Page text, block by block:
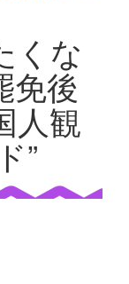
くな
免後
人観
”